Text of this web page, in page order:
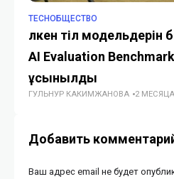
TECHОБЩЕСТВО
Үлкен тіл модельдерін
AI Evaluation
ұсынылды
ГУЛЬНУР КАКИМЖАНОВА 2
Добавить
Ваш адрес email не будет